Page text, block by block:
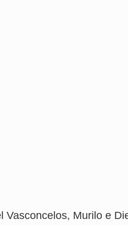
Murilo e